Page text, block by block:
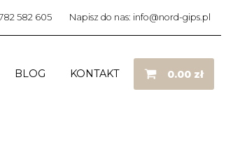
582 605 Napisz do nas: info@nord-gips.pl
BLOG KONTAKT 0.00 zł